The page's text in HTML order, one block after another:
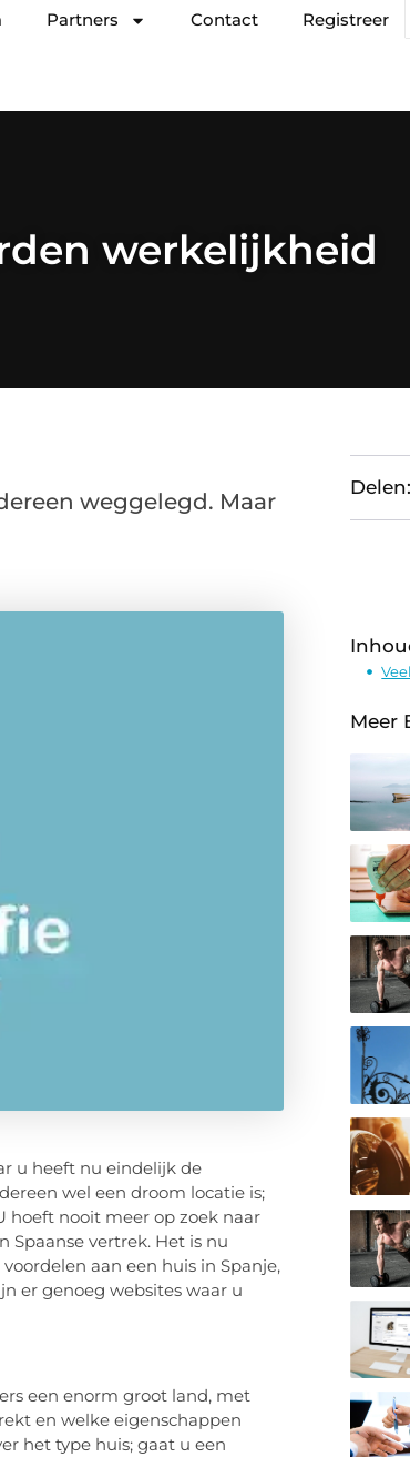
Partners Contact Registreer
werkelijkheid
weggelegd. Maar
u heeft nu eindelijk de
wel een droom locatie is;
hoeft nooit meer op zoek naar
Spaanse vertrek. Het is nu
aan een huis in Spanje,
er genoeg websites waar u
een enorm groot land, met
en welke eigenschappen
het type huis; gaat u een
Delen:
Meer